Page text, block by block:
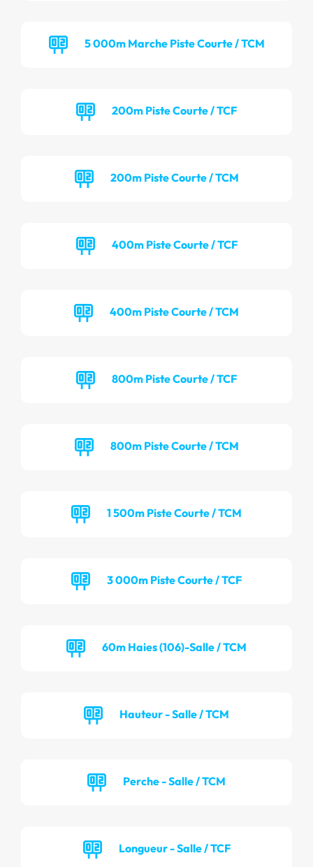
5 000m Marche Piste Courte / TCM
200m Piste Courte / TCF
200m Piste Courte / TCM
400m Piste Courte / TCF
400m Piste Courte / TCM
800m Piste Courte / TCF
800m Piste Courte / TCM
1 500m Piste Courte / TCM
3 000m Piste Courte / TCF
60m Haies (106)-Salle / TCM
Hauteur - Salle / TCM
Perche - Salle / TCM
Longueur - Salle / TCF